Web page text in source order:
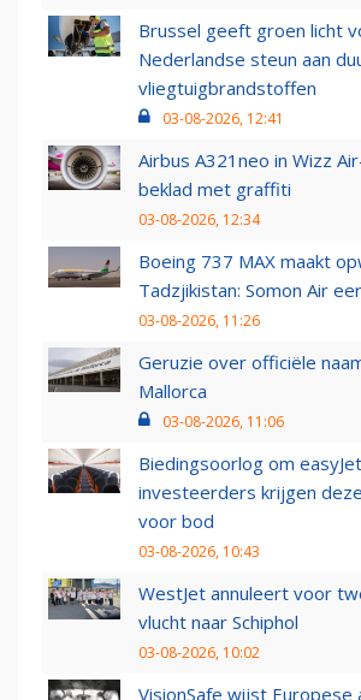
Brussel geeft groen licht
Nederlandse steun aan
vliegtuigbrandstoffen
03-08-2026, 12:41
Airbus A321neo in Wizz
beklad met graffiti
03-08-2026, 12:34
Boeing 737 MAX maakt
Tadzjikistan: Somon Air
03-08-2026, 11:26
Geruzie over officiële
Mallorca
03-08-2026, 11:06
Biedingsoorlog om
investeerders krijgen
voor bod
03-08-2026, 10:43
WestJet annuleert voor
vlucht naar Schiphol
03-08-2026, 10:02
VisionSafe wijst Europese